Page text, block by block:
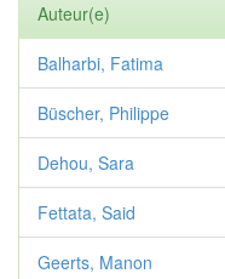
Auteur(e)
Balharbi, Fatima
Büscher, Philippe
Dehou, Sara
Fettata, Said
Geerts, Manon